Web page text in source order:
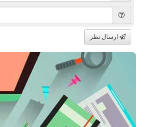
ارسال نظر